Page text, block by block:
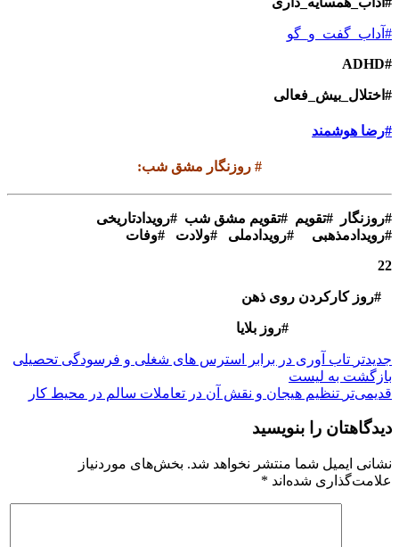
#آداب_گفت_و_گو
#ADHD
#اختلال_بیش_فعالی
#رضا هوشمند
# روزنگار مشق شب:
#روزنگار #تقویم #تقویم مشق شب #رویدادتاریخی
#رویدادمذهبی #رویدادملی #ولادت #وفات
22
#روز کارکردن روی ذهن
#روز بلایا
جدیدتر تاب آوری در برابر استرس های شغلی و فرسودگی تحصیلی
بازگشت بە لیست
قدیمی‌تر تنظیم هیجان و نقش آن در تعاملات سالم در محیط کار
دیدگاهتان را بنویسید
نشانی ایمیل شما منتشر نخواهد شد. بخش‌های موردنیاز
علامت‌گذاری شده‌اند *